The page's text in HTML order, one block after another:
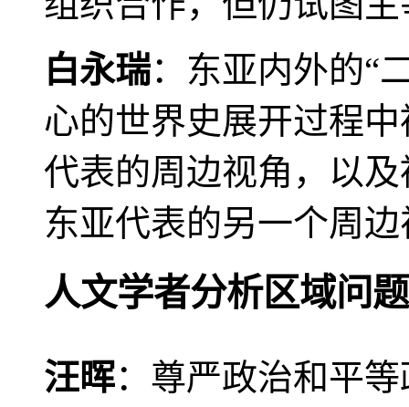
白永瑞：东亚内外的“
心的世界史展开过程
代表的周边视角，以
东亚代表的另一个周
人文学者分析区域问题
汪晖：尊严政治和平